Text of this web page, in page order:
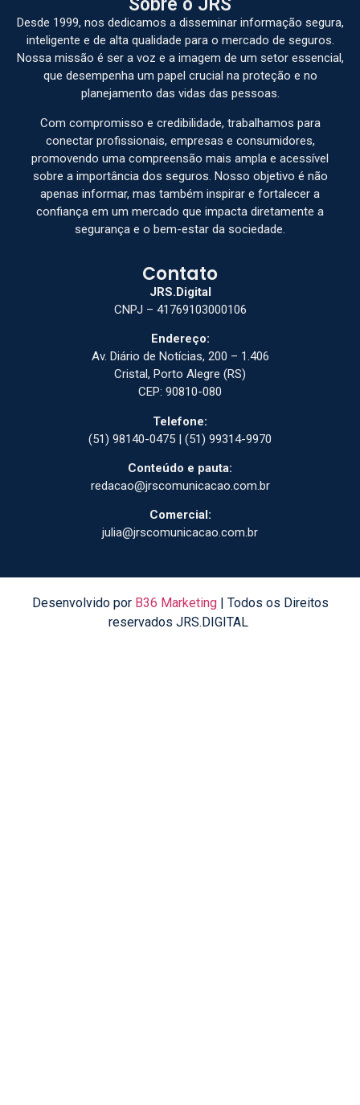
Sobre o JRS
Desde 1999, nos dedicamos a disseminar informação segura,
inteligente e de alta qualidade para o mercado de seguros.
Nossa missão é ser a voz e a imagem de um setor essencial,
que desempenha um papel crucial na proteção e no
planejamento das vidas das pessoas.
Com compromisso e credibilidade, trabalhamos para
conectar profissionais, empresas e consumidores,
promovendo uma compreensão mais ampla e acessível
sobre a importância dos seguros. Nosso objetivo é não
apenas informar, mas também inspirar e fortalecer a
confiança em um mercado que impacta diretamente a
segurança e o bem-estar da sociedade.
Contato
JRS.Digital
CNPJ – 41769103000106
Endereço:
Av. Diário de Notícias, 200 – 1.406
Cristal, Porto Alegre (RS)
CEP: 90810-080
Telefone:
(51) 98140-0475 | (51) 99314-9970
Conteúdo e pauta:
redacao@jrscomunicacao.com.br
Comercial:
julia@jrscomunicacao.com.br
Desenvolvido por B36 Marketing| Todos os Direitos
reservados JRS.DIGITAL